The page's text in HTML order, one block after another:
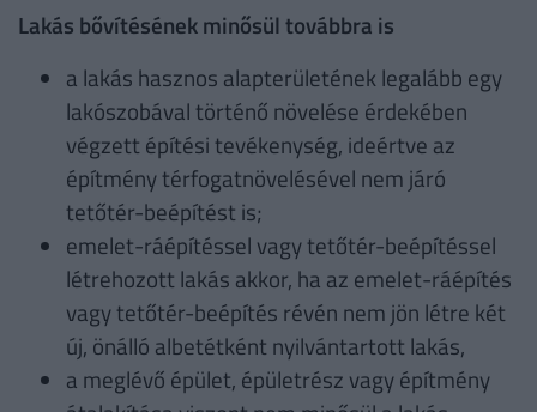
Lakás bővítésének minősül továbbra is
a lakás hasznos alapterületének legalább egy
lakószobával történő növelése érdekében
végzett építési tevékenység, ideértve az
építmény térfogatnövelésével nem járó
tetőtér-beépítést is;
emelet-ráépítéssel vagy tetőtér-beépítéssel
létrehozott lakás akkor, ha az emelet-ráépítés
vagy tetőtér-beépítés révén nem jön létre két
új, önálló albetétként nyilvántartott lakás,
a meglévő épület, épületrész vagy építmény